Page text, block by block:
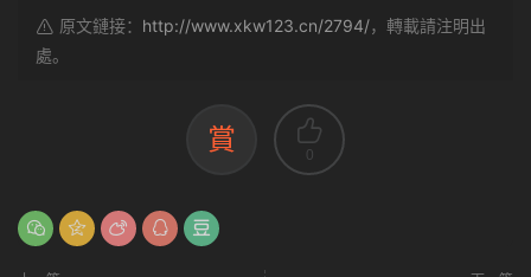
原文鏈接： http://www.xkw123.cn/2794/，轉載請注明出
處。
賞 0